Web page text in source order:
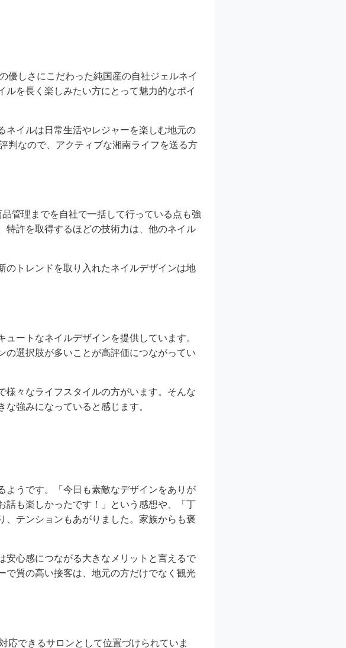
優しさにこだわった純国産の自社ジェルネイ
を長く楽しみたい方にとって魅力的なポイ
ネイルは日常生活やレジャーを楽しむ地元の
判なので、アクティブな湘南ライフを送る方
管理までを自社で一括して行っている点も強
特許を取得するほどの技術力は、他のネイル
のトレンドを取り入れたネイルデザインは地
ートなネイルデザインを提供しています。
の選択肢が多いことが高評価につながってい
々なライフスタイルの方がいます。そんな
強みになっていると感じます。
ようです。「今日も素敵なデザインをありが
話も楽しかったです！」という感想や、「丁
テンションもあがりました。家族からも褒
安心感につながる大きなメリットと言えるで
で質の高い接客は、地元の方だけでなく観光
応できるサロンとして位置づけられていま